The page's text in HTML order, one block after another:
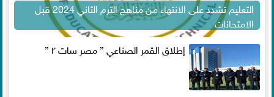
التعليم تشدد على الانتهاء من مناهج الترم الثاني 2024 قبل
الامتحانات
إطلاق القمر الصناعي ” مصر سات ٢ ”